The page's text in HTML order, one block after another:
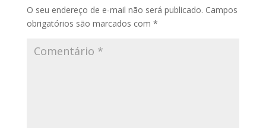
O seu endereço de e-mail não será publicado. Campos
obrigatórios são marcados com *